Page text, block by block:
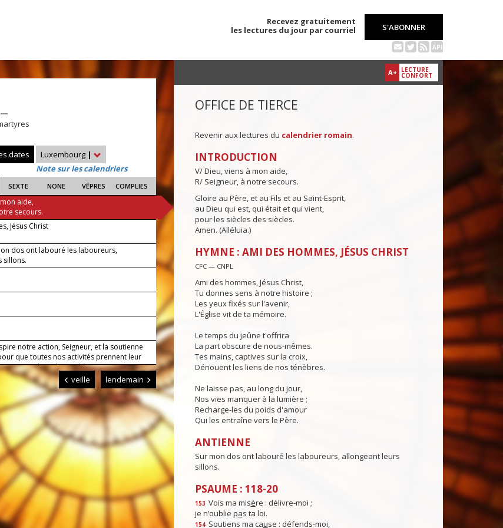
Recevez gratuitement
les lectures du jour par courriel
S'ABONNER
API
—
dates Luxembourg |
Note sur les calendriers
SEXTE NONE VÊPRES COMPLIES
aide,
secours.
Jésus Christ
dos ont labouré les laboureurs,
sillons.
notre action, Seigneur, et la soutienne
que toutes nos activités prennent leur
de toi leur achèvement.
veille lendemain
A+ LECTURE
CONFORT
OFFICE DE TIERCE
Revenir aux lectures du calendrier romain.
INTRODUCTION
V/ Dieu, viens à mon aide,
R/ Seigneur, à notre secours.
Gloire au Père, et au Fils et au Saint-Esprit,
au Dieu qui est, qui était et qui vient,
pour les siècles des siècles.
Amen. (Alléluia.)
HYMNE : AMI DES HOMMES, JÉSUS CHRIST
CFC — CNPL
Ami des hommes, Jésus Christ,
Tu donnes sens à notre histoire ;
Les yeux fixés sur l'avenir,
L'Église vit de ta mémoire.
Le temps du jeûne t'offrira
La part obscure de nous-mêmes.
Tes mains, captives sur la croix,
Dénouent les liens de nos ténèbres.
Ne laisse pas, au long du jour,
Nos vies manquer à la lumière ;
Recharge-les du poids d'amour
Qui les entraîne vers le Père.
ANTIENNE
Sur mon dos ont labouré les laboureurs, allongeant leurs
sillons.
PSAUME : 118-20
153 Vois ma misère : délivre-moi ;
je n’oublie pas ta loi.
154 Soutiens ma cause : défends-moi,